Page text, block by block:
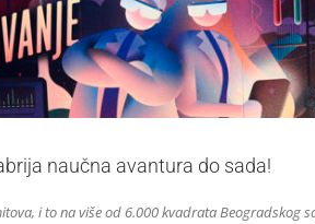
naučna avantura do sada!
i to na više od 6.000 kvadrata Beogradskog